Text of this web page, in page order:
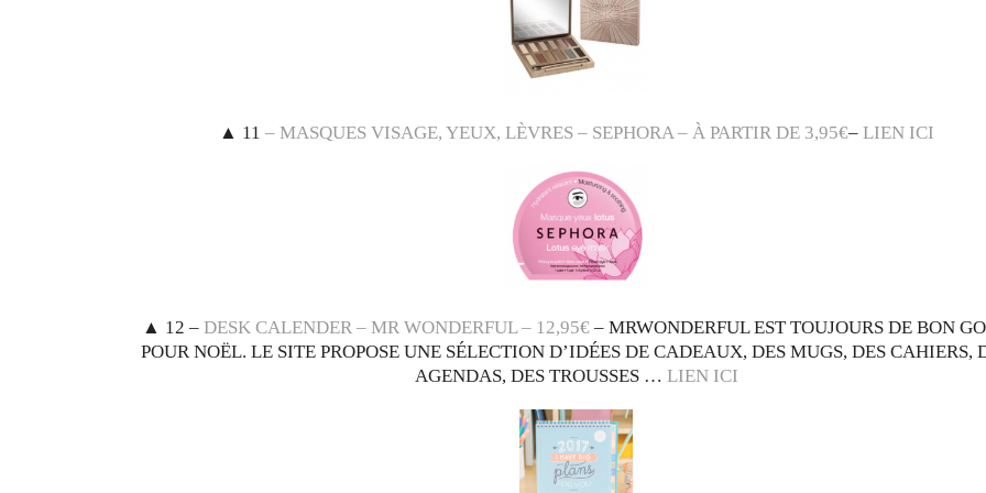
▲ 11 – MASQUES VISAGE, YEUX, LÈVRES – SEPHORA – À PARTIR DE 3,95€– LIEN ICI
▲ 12 –DESK CALENDER – MR WONDERFUL – 12,95€– MRWONDERFUL EST TOUJOURS DE BON
POUR NOËL. LE SITE PROPOSE UNE SÉLECTION D’IDÉES DE CADEAUX, DES MUGS, DES CAHIERS,
AGENDAS, DES TROUSSES … LIEN ICI